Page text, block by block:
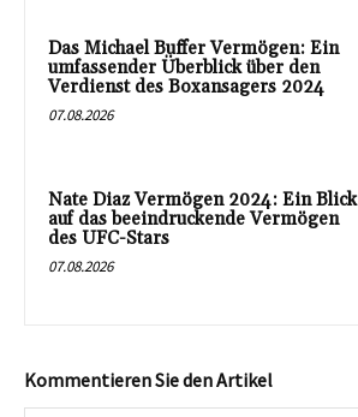
Das Michael Buffer Vermögen: Ein
umfassender Überblick über den
Verdienst des Boxansagers 2024
07.08.2026
Nate Diaz Vermögen 2024: Ein Blick
auf das beeindruckende Vermögen
des UFC-Stars
07.08.2026
Kommentieren Sie den Artikel